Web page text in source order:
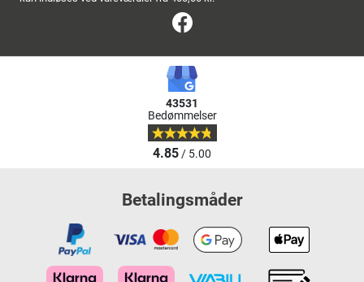
43531
Bedømmelser
4.85/ 5.00
Betalingsmåder